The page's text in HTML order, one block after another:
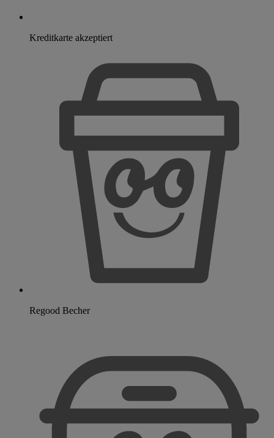
Kreditkarte akzeptiert
Regood Becher